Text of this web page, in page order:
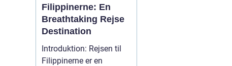
Filippinerne: En
Breathtaking Rejse
Destination
Introduktion: Rejsen til
Filippinerne er en